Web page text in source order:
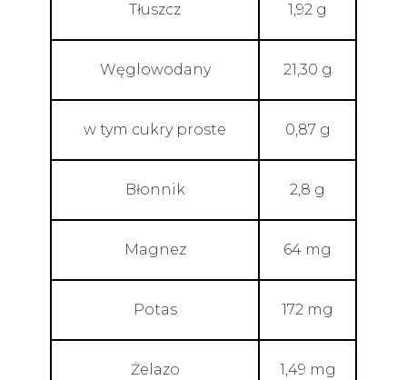
Tłuszcz 1,92 g
Węglowodany 21,30 g
w tym cukry proste 0,87 g
Błonnik 2,8 g
Magnez 64 mg
Potas 172 mg
Żelazo 1,49 mg